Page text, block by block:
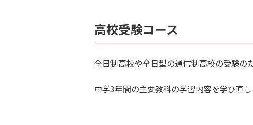
高校受験コース
全日制高校や全日型の通信制高校の受験の
中学3年間の主要教科の学習内容を学び直